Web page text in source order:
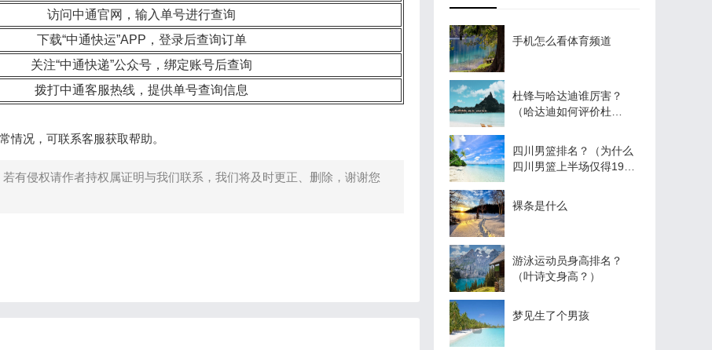
访问中通官网，输入单号进行查询
下载“中通快运”APP，登录后查询订单
关注“中通快递”公众号，绑定账号后查询
拨打中通客服热线，提供单号查询信息
情况，可联系客服获取帮助。
有侵权请作者持权属证明与我们联系，我们将及时更正、删除，谢谢您
手机怎么看体育频道
杜锋与哈达迪谁厉害？
（哈达迪如何评价杜
四川男篮排名？（为什么
四川男篮上半场仅得19分
裸条是什么
游泳运动员身高排名？
（叶诗文身高？）
梦见生了个男孩